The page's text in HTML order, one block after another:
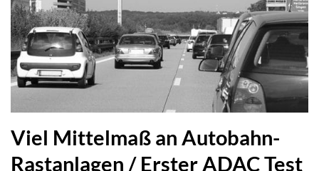
Viel Mittelmaß an Autobahn-
Rastanlagen / Erster ADAC Test